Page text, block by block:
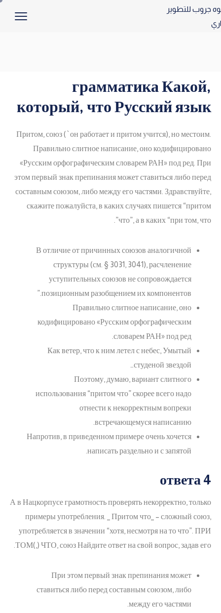
грамматика Какой,
который, что Русский язык
Притом, союз (`он работает и притом учится), но местоим.
Правильно слитное написание, оно кодифицировано
«Русским орфографическим словарем РАН» под ред. При
этом первый знак препинания может ставиться либо перед
составным союзом, либо между его частями. Здравствуйте,
скажите пожалуйста, в каких случаях пишется “притом
что”, а в каких “при том, что”.
В отличие от причинных союзов аналогичной
структуры (см. § 3031, 3041), расчленение
уступительных союзов не сопровождается
позиционным разобщением их компонентов.”
Правильно слитное написание, оно
кодифицировано «Русским орфографическим
словарем РАН» под ред.
Как ветер, что к ним летел с небес, Умытый
студеной звездой…
Поэтому, думаю, вариант слитного
использования “притом что” скорее всего надо
отнести к некорректным вопреки
встречающемуся написанию.
Напротив, в приведенном примере очень хочется
написать раздельно и с запятой.
ответа 4
А в Нацкорпусе грамотность проверять некорректно, только
примеры употребления. _ Притом что_ – сложный союз,
употребляется в значении “хотя, несмотря на то что”. ПРИ
ТОМ(,) ЧТО, союз Найдите ответ на свой вопрос, задав его.
При этом первый знак препинания может
ставиться либо перед составным союзом, либо
между его частями.